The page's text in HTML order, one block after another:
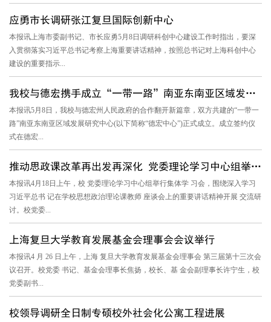
应勇市长调研张江复旦国际创新中心
本报讯上海市委副书记、市长应勇5月8日调研科创中心建设工作时指出，要深
入贯彻落实习近平总书记考察上海重要讲话精神，按照总书记对上海科创中心
建设的重要指示...
我校与德宏携手成立“一带一路”南亚东南亚区域发展研究中心
本报讯5月8日，我校与德宏州人民政府的合作翻开新篇章，双方共建的“一带一
路”南亚东南亚区域发展研究中心(以下简称“德宏中心”)正式成立。成立签约仪
式在德宏...
推动思政课改革再出发再深化 党委理论学习中心组举行集体学习会
本报讯4月18日上午，校 党委理论学习中心组举行集体学 习会，围绕深入学习
习近平总书 记在学校思想政治理论课教师 座谈会上的重要讲话精神开展 交流研
讨。校党委...
上海复旦大学教育发展基金会理事会会议举行
本报讯4 月 26 日上午，上海 复旦大学教育发展基金会理事会 第三届第十三次会
议召开。校党委 书记、基金会理事长焦扬，校长、基 金会副理事长许宁生，校
党委副书...
校领导调研全日制专硕校外社会化公寓工程进展